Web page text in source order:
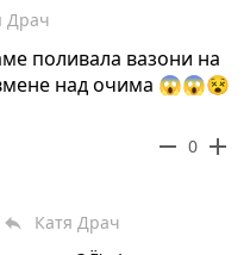
Драч
поливала вазони на
вмене над очима 😱😱😵
remove 0 add
reply Катя Драч